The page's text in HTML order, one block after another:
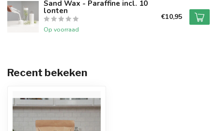
Sand Wax - Paraffine incl. 10
lonten
Op voorraad
€10,95
Recent bekeken